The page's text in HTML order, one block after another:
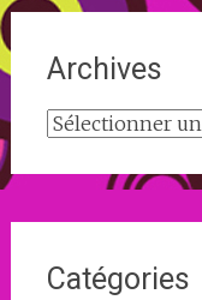
Archives
Archives
Catégories